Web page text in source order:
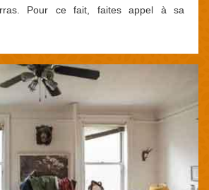
Pour ce fait, faites appel à sa